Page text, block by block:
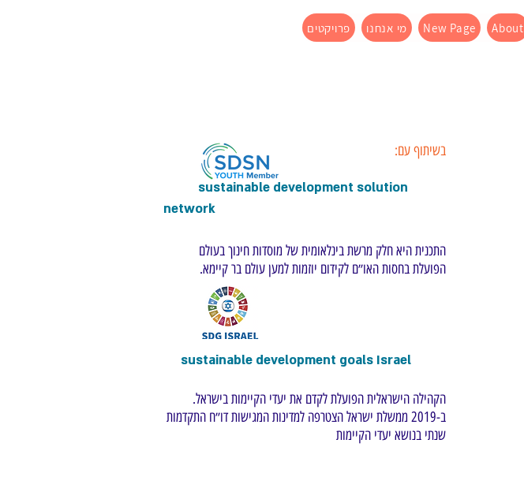
פרויקטים מי אנחנו New Page About
בשיתוף עם:
sustainable development solution
network
התכנית היא חלק מרשת בינלאומית של מוסדות חינוך בעולם
הפועלת בחסות האו״ם לקידום יוזמות למען עולם בר קיימא.
הקהילה הישראלית הפועלת לקדם את יעדי הקיימות בישראל.
ב-2019 ממשלת ישראל הצטרפה למדינות המגישות דו״ח התקדמות
שנתי בנושא יעדי הקיימות